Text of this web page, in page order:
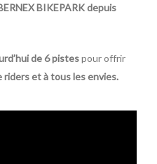
BIKEPARK depuis
de 6 pistespour offrir
riders et à tous les envies.